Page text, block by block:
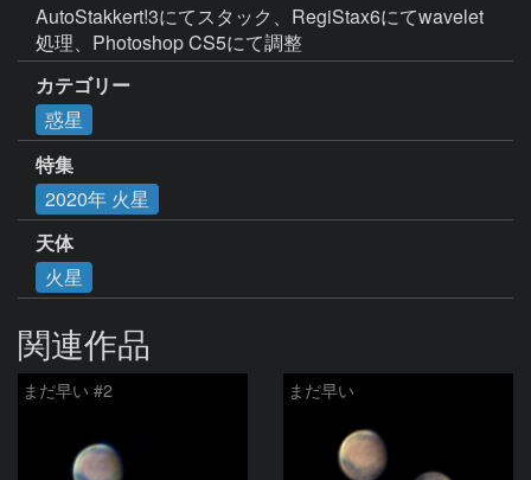
AutoStakkert!3にてスタック、RegiStax6にてwavelet
処理、Photoshop CS5にて調整
カテゴリー
惑星
特集
2020年 火星
天体
火星
関連作品
まだ早い #2 まだ早い